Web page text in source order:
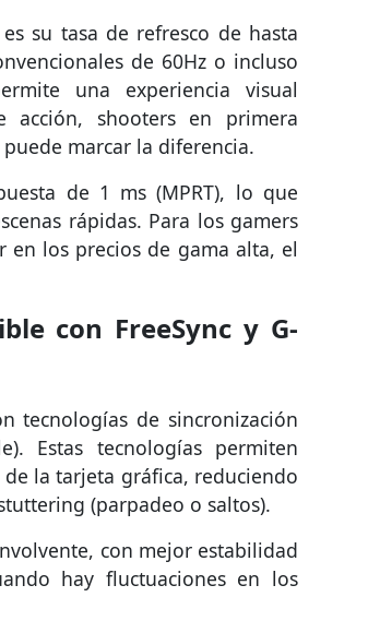
su tasa de refresco de hasta
de 60Hz o incluso
una experiencia visual
acción, shooters en primera
marcar la diferencia.
de 1 ms (MPRT), lo que
rápidas. Para los gamers
los precios de gama alta, el
con FreeSync y G-
tecnologías de sincronización
Estas tecnologías permiten
la tarjeta gráfica, reduciendo
(parpadeo o saltos).
con mejor estabilidad
hay fluctuaciones en los